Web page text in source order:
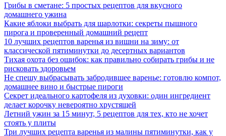
Грибы в сметане: 5 простых рецептов для вкусного
домашнего ужина
Какие яблоки выбрать для шарлотки: секреты пышного
пирога и проверенный домашний рецепт
10 лучших рецептов варенья из вишни на зиму: от
классической пятиминутки до десертных вариантов
Тихая охота без ошибок: как правильно собирать грибы и не
рисковать здоровьем
Не спешу выбрасывать забродившее варенье: готовлю компот,
домашнее вино и быстрые пироги
Секрет идеального картофеля из духовки: один ингредиент
делает корочку невероятно хрустящей
Летний ужин за 15 минут, 5 рецептов для тех, кто не хочет
стоять у плиты
Три лучших рецепта варенья из малины пятиминутки, как у